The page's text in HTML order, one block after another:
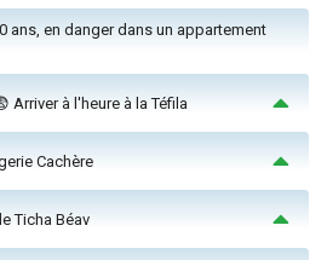
ans, en danger dans un appartement
Arriver à l'heure à la Téfila
Cachère
Ticha Béav